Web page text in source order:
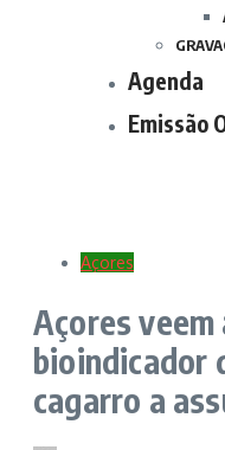
Agenda
Emissão
Açores
Açores
bioindicador
cagarro a